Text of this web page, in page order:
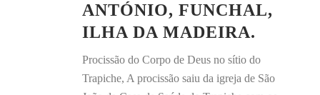
ANTÓNIO, FUNCHAL,
ILHA DA MADEIRA.
Procissão do Corpo de Deus no sítio do
Trapiche, A procissão saiu da igreja de São